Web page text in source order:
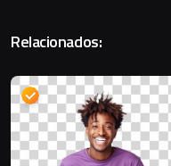
Relacionados: